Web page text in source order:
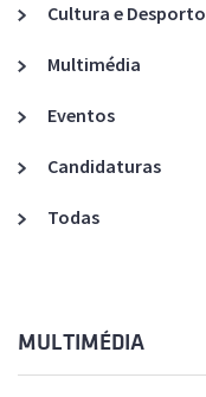
Cultura e Desporto
Multimédia
Eventos
Candidaturas
Todas
MULTIMÉDIA